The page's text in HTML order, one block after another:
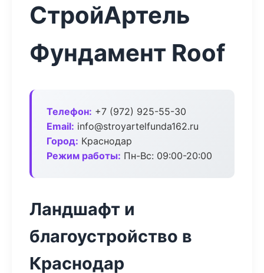
СтройАртель
Фундамент Roof
Телефон: +7 (972) 925-55-30
Email: info@stroyartelfunda162.ru
Город: Краснодар
Режим работы: Пн-Вс: 09:00-20:00
Ландшафт и
благоустройство в
Краснодар